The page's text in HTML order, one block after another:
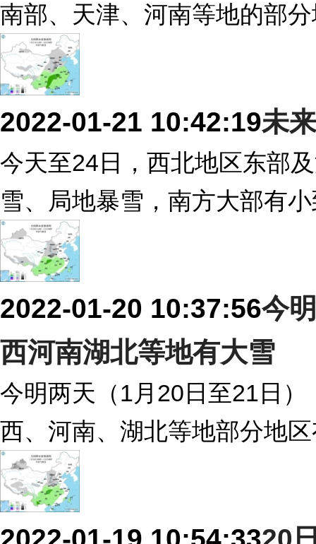
南部、天津、河南等地的部
2022-01-21 10:42:19未
今天至24日，西北地区东部
雪、局地暴雪，南方大部有
2022-01-20 10:37:56今
西河南湖北等地有大雪
今明两天（1月20日至21日
西、河南、湖北等地部分地